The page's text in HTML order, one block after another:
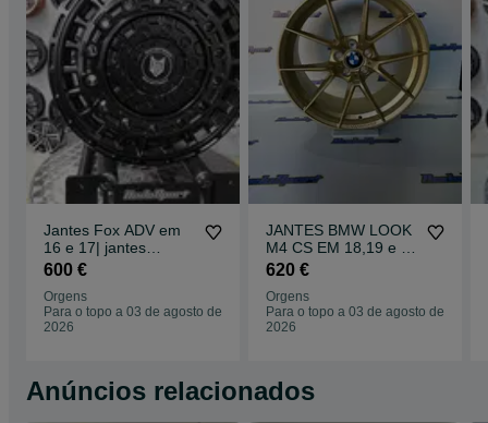
Jantes Fox ADV em
16 e 17| jantes
reforcadas| varias
600 €
Orgens
Para o topo a 03 de agosto de
2026
JANTES BMW LOOK
M4 CS EM 18,19 e 20
| 5X112 E 5X120
620 €
Orgens
Para o topo a 03 de agosto de
2026
Anúncios relacionados